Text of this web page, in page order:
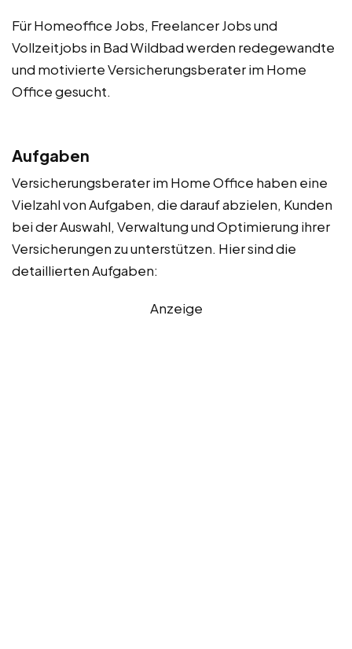
Für Homeoffice Jobs, Freelancer Jobs und
Vollzeitjobs in Bad Wildbad werden redegewandte
und motivierte Versicherungsberater im Home
Office gesucht.
Aufgaben
Versicherungsberater im Home Office haben eine
Vielzahl von Aufgaben, die darauf abzielen, Kunden
bei der Auswahl, Verwaltung und Optimierung ihrer
Versicherungen zu unterstützen. Hier sind die
detaillierten Aufgaben:
Anzeige